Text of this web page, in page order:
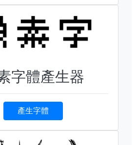
字體產生器
產生字體